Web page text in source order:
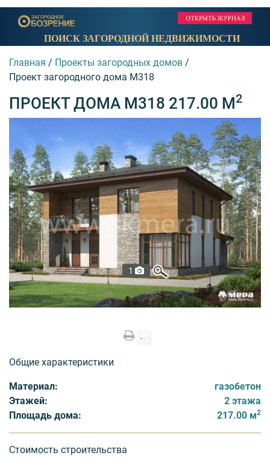
ПОИСК ЗАГОРОДНОЙ НЕДВИЖИМОСТИ
Главная / Проекты загородных домов /
Проект загородного дома M318
ПРОЕКТ ДОМА M318 217.00 М2
1
Общие характеристики
Материал:
газобетон
Этажей:
2 этажа
Площадь дома:
217.00 м2
Стоимость строительства